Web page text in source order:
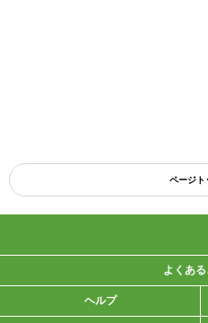
ページト
よくあ
ヘルプ